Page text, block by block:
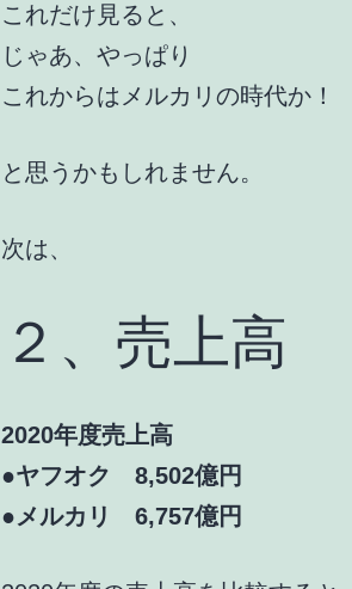
これだけ見ると、
じゃあ、やっぱり
これからはメルカリの時代か！
と思うかもしれません。
次は、
２、売上高
2020年度売上高
●ヤフオク 8,502億円
●メルカリ 6,757億円